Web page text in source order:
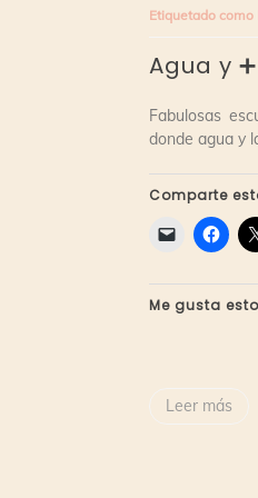
Etiquetado como
Agua y ➕
Fabulosas
donde agua y
Comparte
Me gusta
Leer más